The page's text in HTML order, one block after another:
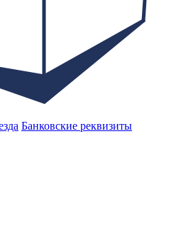
Банковские реквизиты